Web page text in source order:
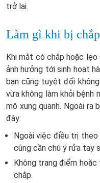
trở lại.
Làm gì khi bị
Khi mắt có chắp hoặc
ảnh hưởng tới sinh hoạt
bạn cũng tuyệt đối
vừa không làm khỏi bệnh
mô xung quanh. Ngoài ra
đây:
Ngoài việc điều trị
cũng cần chú ý rửa tay
Không trang điểm
chắp.